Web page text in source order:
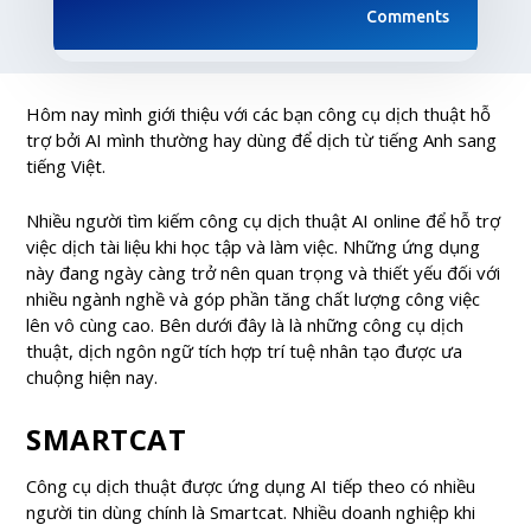
Comments
Hôm nay mình giới thiệu với các bạn công cụ dịch thuật hỗ
trợ bởi AI mình thường hay dùng để dịch từ tiếng Anh sang
tiếng Việt.
Nhiều người tìm kiếm công cụ dịch thuật AI online để hỗ trợ
việc dịch tài liệu khi học tập và làm việc. Những ứng dụng
này đang ngày càng trở nên quan trọng và thiết yếu đối với
nhiều ngành nghề và góp phần tăng chất lượng công việc
lên vô cùng cao. Bên dưới đây là là những công cụ dịch
thuật, dịch ngôn ngữ tích hợp trí tuệ nhân tạo được ưa
chuộng hiện nay.
SMARTCAT
Công cụ dịch thuật được ứng dụng AI tiếp theo có nhiều
người tin dùng chính là Smartcat. Nhiều doanh nghiệp khi